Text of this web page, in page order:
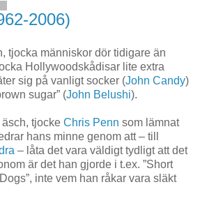
2006)
tjocka människor dör tidigare än
Hollywoodskådisar lite extra
sig på vanligt socker (John Candy)
sugar” (John Belushi).
tjocke Chris Penn som lämnat
hans minne genom att – till
– låta det vara väldigt tydligt att det
är det han gjorde i t.ex. ”Short
inte vem han råkar vara släkt